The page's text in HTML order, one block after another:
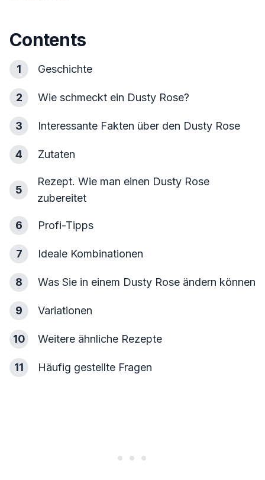
Contents
1 Geschichte
2 Wie schmeckt ein Dusty Rose?
3 Interessante Fakten über den Dusty Rose
4 Zutaten
5
Rezept. Wie man einen Dusty Rose
zubereitet
6 Profi-Tipps
7 Ideale Kombinationen
8 Was Sie in einem Dusty Rose ändern können
9 Variationen
10 Weitere ähnliche Rezepte
11 Häufig gestellte Fragen